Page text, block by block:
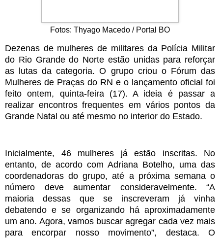
Fotos: Thyago Macedo / Portal BO
Dezenas de mulheres de militares da Polícia Militar
do Rio Grande do Norte estão unidas para reforçar
as lutas da categoria. O grupo criou o Fórum das
Mulheres de Praças do RN e o lançamento oficial foi
feito ontem, quinta-feira (17). A ideia é passar a
realizar encontros frequentes em vários pontos da
Grande Natal ou até mesmo no interior do Estado.
Inicialmente, 46 mulheres já estão inscritas. No
entanto, de acordo com Adriana Botelho, uma das
coordenadoras do grupo, até a próxima semana o
número deve aumentar consideravelmente. “A
maioria dessas que se inscreveram já vinha
debatendo e se organizando há aproximadamente
um ano. Agora, vamos buscar agregar cada vez mais
para encorpar nosso movimento”, destaca. O